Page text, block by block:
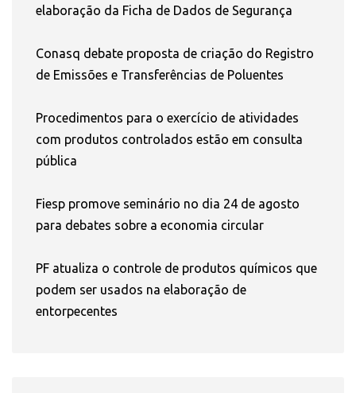
elaboração da Ficha de Dados de Segurança
Conasq debate proposta de criação do Registro
de Emissões e Transferências de Poluentes
Procedimentos para o exercício de atividades
com produtos controlados estão em consulta
pública
Fiesp promove seminário no dia 24 de agosto
para debates sobre a economia circular
PF atualiza o controle de produtos químicos que
podem ser usados na elaboração de
entorpecentes